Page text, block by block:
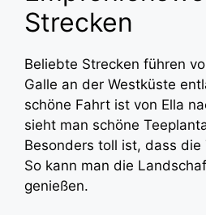
Strecken
Beliebte Strecken führen
Galle an der Westküste
schöne Fahrt ist von Ella
sieht man schöne
Besonders toll ist, dass
So kann man die
genießen.